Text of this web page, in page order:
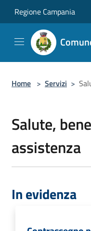
Regione Campania
Home > Servizi >
Salute,
assistenza
In evidenza